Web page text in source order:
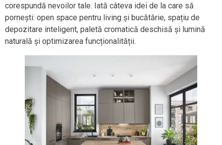
corespundă nevoilor tale. Iată câteva idei de la care să
pornești: open space pentru living și bucătărie, spațiu de
depozitare inteligent, paletă cromatică deschisă și lumină
naturală și optimizarea funcționalității.